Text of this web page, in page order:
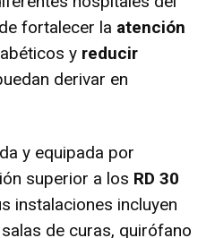
fortalecer la atención
y reducir
derivar en
y equipada por
superior a los RD 30
instalaciones incluyen
de curas, quirófano